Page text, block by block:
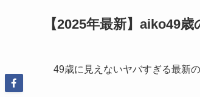
【2025年最新】aiko49
49歳に見えないヤバすぎる最新